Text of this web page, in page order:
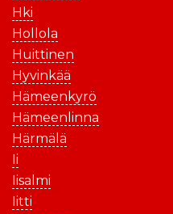
Hki
Hollola
Huittinen
Hyvinkää
Hämeenkyrö
Hämeenlinna
Härmälä
Ii
Iisalmi
Iitti